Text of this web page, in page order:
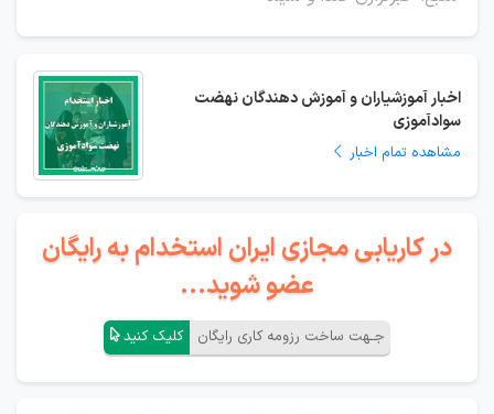
اخبار آموزشیاران و آموزش دهندگان نهضت
سوادآموزی
مشاهده تمام اخبار
در کاریابی مجازی ایران استخدام به رایگان
عضو شوید...
جـهت ساخت رزومه کاری رایگان کلیک کنید